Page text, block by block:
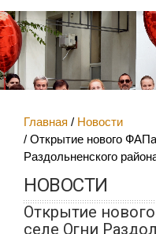
Главная
Новости
Открытие нового
Раздольненского
НОВОСТИ
Открытие
селе Огни